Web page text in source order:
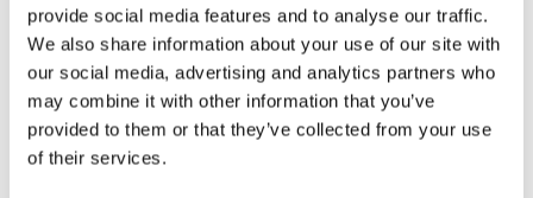
provide social media features and to analyse our traffic.
We also share information about your use of our site with
our social media, advertising and analytics partners who
may combine it with other information that you’ve
provided to them or that they’ve collected from your use
of their services.